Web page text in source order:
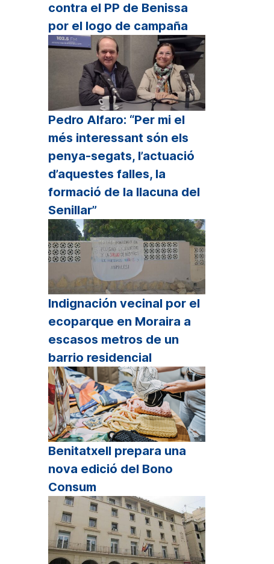
contra el PP de Benissa
por el logo de campaña
Pedro Alfaro: “Per mi el
més interessant són els
penya-segats, l’actuació
d’aquestes falles, la
formació de la llacuna del
Senillar”
Indignación vecinal por el
ecoparque en Moraira a
escasos metros de un
barrio residencial
Benitatxell prepara una
nova edició del Bono
Consum